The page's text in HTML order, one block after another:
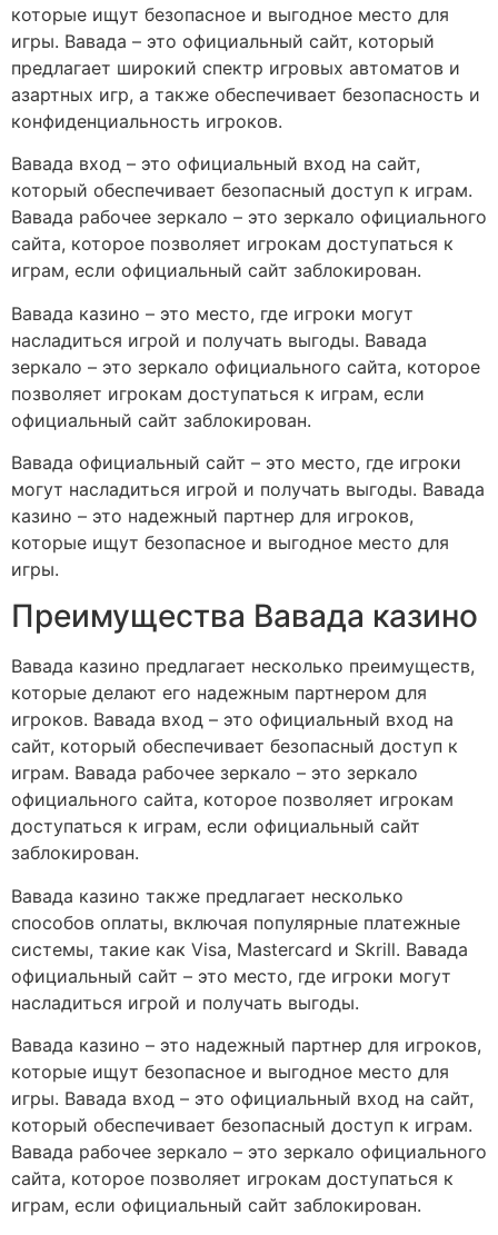
которые ищут безопасное и выгодное место для
игры. Вавада – это официальный сайт, который
предлагает широкий спектр игровых автоматов и
азартных игр, а также обеспечивает безопасность и
конфиденциальность игроков.
Вавада вход – это официальный вход на сайт,
который обеспечивает безопасный доступ к играм.
Вавада рабочее зеркало – это зеркало официального
сайта, которое позволяет игрокам доступаться к
играм, если официальный сайт заблокирован.
Вавада казино – это место, где игроки могут
насладиться игрой и получать выгоды. Вавада
зеркало – это зеркало официального сайта, которое
позволяет игрокам доступаться к играм, если
официальный сайт заблокирован.
Вавада официальный сайт – это место, где игроки
могут насладиться игрой и получать выгоды. Вавада
казино – это надежный партнер для игроков,
которые ищут безопасное и выгодное место для
игры.
Преимущества Вавада казино
Вавада казино предлагает несколько преимуществ,
которые делают его надежным партнером для
игроков. Вавада вход – это официальный вход на
сайт, который обеспечивает безопасный доступ к
играм. Вавада рабочее зеркало – это зеркало
официального сайта, которое позволяет игрокам
доступаться к играм, если официальный сайт
заблокирован.
Вавада казино также предлагает несколько
способов оплаты, включая популярные платежные
системы, такие как Visa, Mastercard и Skrill. Вавада
официальный сайт – это место, где игроки могут
насладиться игрой и получать выгоды.
Вавада казино – это надежный партнер для игроков,
которые ищут безопасное и выгодное место для
игры. Вавада вход – это официальный вход на сайт,
который обеспечивает безопасный доступ к играм.
Вавада рабочее зеркало – это зеркало официального
сайта, которое позволяет игрокам доступаться к
играм, если официальный сайт заблокирован.